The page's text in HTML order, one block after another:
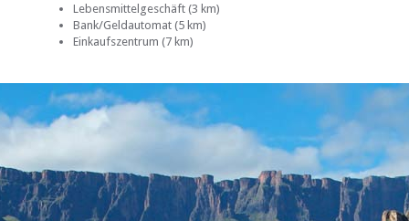
Lebensmittelgeschäft (3 km)
Bank/Geldautomat (5 km)
Einkaufszentrum (7 km)